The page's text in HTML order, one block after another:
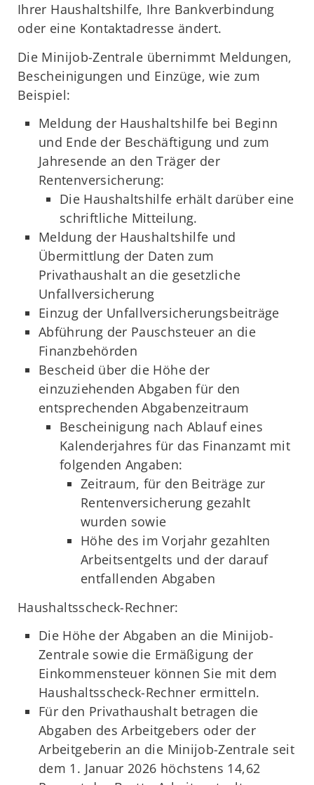
Ihrer Haushaltshilfe, Ihre Bankverbindung
oder eine Kontaktadresse ändert.
Die Minijob-Zentrale übernimmt Meldungen,
Bescheinigungen und Einzüge, wie zum
Beispiel:
Meldung der Haushaltshilfe bei Beginn
und Ende der Beschäftigung und zum
Jahresende an den Träger der
Rentenversicherung:
Die Haushaltshilfe erhält darüber eine
schriftliche Mitteilung.
Meldung der Haushaltshilfe und
Übermittlung der Daten zum
Privathaushalt an die gesetzliche
Unfallversicherung
Einzug der Unfallversicherungsbeiträge
Abführung der Pauschsteuer an die
Finanzbehörden
Bescheid über die Höhe der
einzuziehenden Abgaben für den
entsprechenden Abgabenzeitraum
Bescheinigung nach Ablauf eines
Kalenderjahres für das Finanzamt mit
folgenden Angaben:
Zeitraum, für den Beiträge zur
Rentenversicherung gezahlt
wurden sowie
Höhe des im Vorjahr gezahlten
Arbeitsentgelts und der darauf
entfallenden Abgaben
Haushaltsscheck-Rechner:
Die Höhe der Abgaben an die Minijob-
Zentrale sowie die Ermäßigung der
Einkommensteuer können Sie mit dem
Haushaltsscheck-Rechner ermitteln.
Für den Privathaushalt betragen die
Abgaben des Arbeitgebers oder der
Arbeitgeberin an die Minijob-Zentrale seit
dem 1. Januar 2026 höchstens 14,62